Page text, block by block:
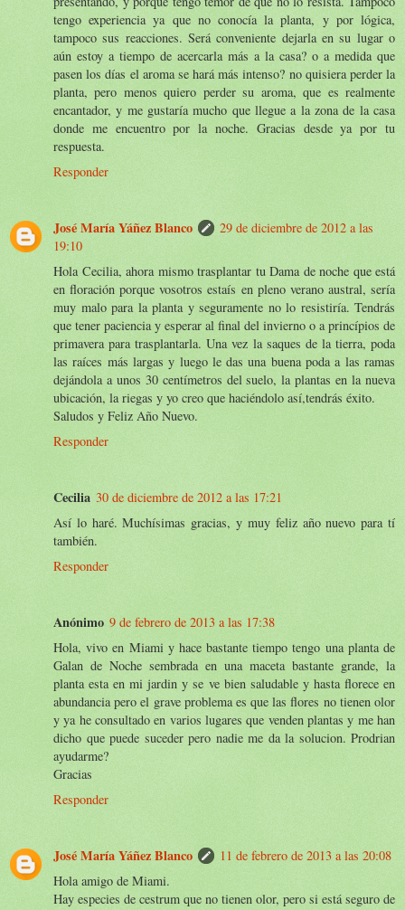
tengo experiencia ya que no conocía la planta, y por lógica,
tampoco sus reacciones. Será conveniente dejarla en su lugar o
aún estoy a tiempo de acercarla más a la casa? o a medida que
pasen los días el aroma se hará más intenso? no quisiera perder la
planta, pero menos quiero perder su aroma, que es realmente
encantador, y me gustaría mucho que llegue a la zona de la casa
donde me encuentro por la noche. Gracias desde ya por tu
respuesta.
Responder
José María Yáñez Blanco
29 de diciembre de 2012 a las
19:10
Hola Cecilia, ahora mismo trasplantar tu Dama de noche que está
en floración porque vosotros estaís en pleno verano austral, sería
muy malo para la planta y seguramente no lo resistiría. Tendrás
que tener paciencia y esperar al final del invierno o a princípios de
primavera para trasplantarla. Una vez la saques de la tierra, poda
las raíces más largas y luego le das una buena poda a las ramas
dejándola a unos 30 centímetros del suelo, la plantas en la nueva
ubicación, la riegas y yo creo que haciéndolo así,tendrás éxito.
Saludos y Feliz Año Nuevo.
Responder
Cecilia 30 de diciembre de 2012 a las 17:21
Así lo haré. Muchísimas gracias, y muy feliz año nuevo para tí
también.
Responder
Anónimo 9 de febrero de 2013 a las 17:38
Hola, vivo en Miami y hace bastante tiempo tengo una planta de
Galan de Noche sembrada en una maceta bastante grande, la
planta esta en mi jardin y se ve bien saludable y hasta florece en
abundancia pero el grave problema es que las flores no tienen olor
y ya he consultado en varios lugares que venden plantas y me han
dicho que puede suceder pero nadie me da la solucion. Prodrian
ayudarme?
Gracias
Responder
José María Yáñez Blanco
11 de febrero de 2013 a las 20:08
Hola amigo de Miami.
Hay especies de cestrum que no tienen olor, pero si está seguro de